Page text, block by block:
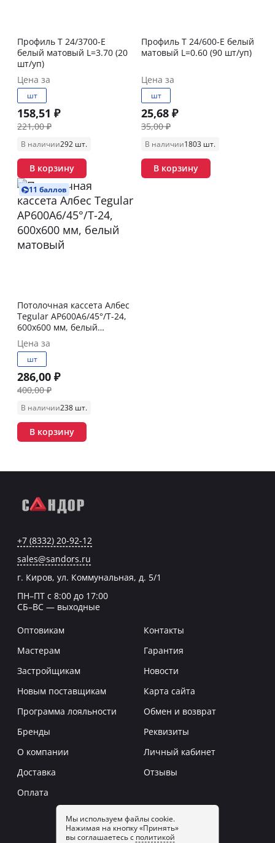
Профиль T 24/3700-E
белый матовый L=3.70 (20
шт/уп)
Цена за
шт
158,51 ₽
221,00 ₽
В наличии292 шт.
В корзину
Профиль T 24/600-E белый
матовый L=0.60 (90 шт/уп)
Цена за
шт
25,68 ₽
35,00 ₽
В наличии1803 шт.
В корзину
11 баллов
Потолочная кассета Албес
Tegular AP600A6/45°/Т-24,
600х600 мм, белый
матовый
Цена за
шт
286,00 ₽
400,00 ₽
В наличии238 шт.
В корзину
Мы используем файлы cookie.
Нажимая на кнопку «Принять»
вы соглашаетесь с политикой
+7 (8332) 20-92-12
sales@sandors.ru
г. Киров, ул. Коммунальная, д. 5/1
ПН–ПТ с 8:00 до 17:00
СБ–ВС — выходные
Оптовикам
Мастерам
Застройщикам
Новым поставщикам
Программа лояльности
Бренды
О компании
Доставка
Оплата
Контакты
Гарантия
Новости
Карта сайта
Обмен и возврат
Реквизиты
Личный кабинет
Отзывы
Заказать звонок